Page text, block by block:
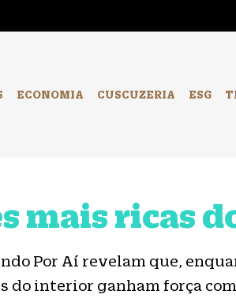
ECONOMIA CUSCUZERIA ESG
mais ricas
Por Aí revelam que,
do interior ganham força